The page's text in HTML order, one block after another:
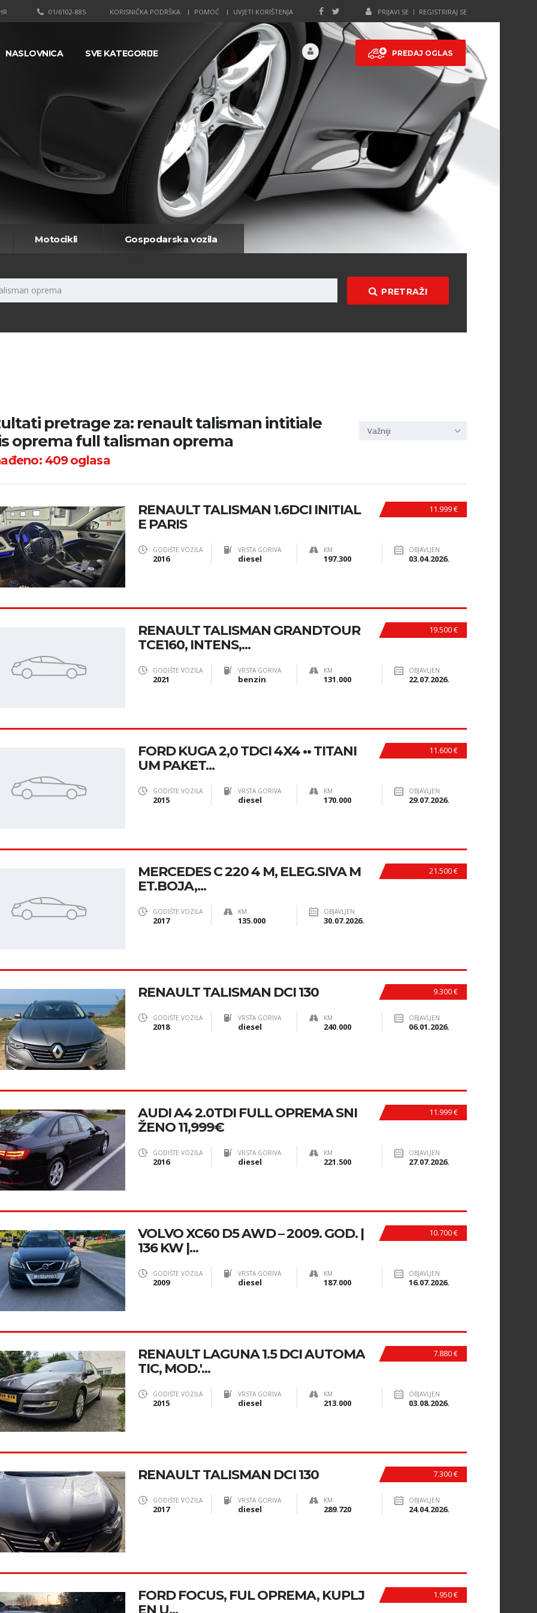
PRIJAVI SE REGISTRIRAJ SE
KORISNIČKA PODRŠKA POMOĆ UVJETI KORIŠTENJA
01/6102-885
PREDAJ OGLAS
NASLOVNICA SVE KATEGORIJE
Motocikli Gospodarska vozila
PRETRAŽI
pretrage za: renault talisman intitiale
oprema full talisman oprema
409oglasa
Važniji
11.999 €
RENAULT TALISMAN 1.6DCI INITIAL
E PARIS
GODIŠTE VOZILA
2016
VRSTA GORIVA
diesel
KM
197.300
OBJAVLJEN
03.04.2026.
19.500 €
RENAULT TALISMAN GRANDTOUR
TCE160, INTENS,...
GODIŠTE VOZILA
2021
VRSTA GORIVA
benzin
KM
131.000
OBJAVLJEN
22.07.2026.
11.600 €
FORD KUGA 2,0 TDCI 4X4 •• TITANI
UM PAKET...
GODIŠTE VOZILA
2015
VRSTA GORIVA
diesel
KM
170.000
OBJAVLJEN
29.07.2026.
21.500 €
MERCEDES C 220 4 M, ELEG.SIVA M
ET.BOJA,...
GODIŠTE VOZILA
2017
KM
135.000
OBJAVLJEN
30.07.2026.
9.300 €
RENAULT TALISMAN DCI 130
GODIŠTE VOZILA
2018
VRSTA GORIVA
diesel
KM
240.000
OBJAVLJEN
06.01.2026.
11.999 €
AUDI A4 2.0TDI FULL OPREMA SNI
ŽENO 11,999€
GODIŠTE VOZILA
2016
VRSTA GORIVA
diesel
KM
221.500
OBJAVLJEN
27.07.2026.
10.700 €
VOLVO XC60 D5 AWD – 2009. GOD. |
136 KW |...
GODIŠTE VOZILA
2009
VRSTA GORIVA
diesel
KM
187.000
OBJAVLJEN
16.07.2026.
7.880 €
RENAULT LAGUNA 1.5 DCI AUTOMA
TIC, MOD.'...
GODIŠTE VOZILA
2015
VRSTA GORIVA
diesel
KM
213.000
OBJAVLJEN
03.08.2026.
7.300 €
RENAULT TALISMAN DCI 130
GODIŠTE VOZILA
2017
VRSTA GORIVA
diesel
KM
289.720
OBJAVLJEN
24.04.2026.
1.950 €
FORD FOCUS, FUL OPREMA, KUPLJ
EN U...